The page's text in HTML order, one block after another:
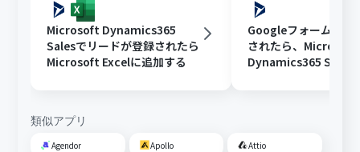
Microsoft Dynamics365
Salesでリードが登録されたら
Microsoft Excelに追加する
Googleフォームで回
されたら、Microsoft
Dynamics365 Sales
類似アプリ
Agendor Apollo Attio